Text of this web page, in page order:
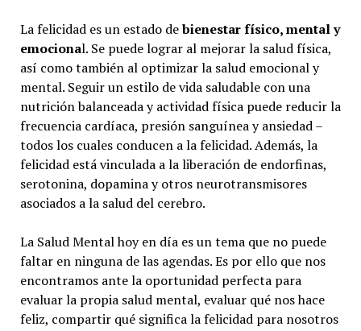
La felicidad es un estado debienestar físico, mental y
emocional. Se puede lograr al mejorar la salud física,
así como también al optimizar la salud emocional y
mental. Seguir un estilo de vida saludable con una
nutrición balanceada y actividad física puede reducir la
frecuencia cardíaca, presión sanguínea y ansiedad –
todos los cuales conducen a la felicidad. Además, la
felicidad está vinculada a la liberación de endorfinas,
serotonina, dopamina y otros neurotransmisores
asociados a la salud del cerebro.
La Salud Mental hoy en día es un tema que no puede
faltar en ninguna de las agendas. Es por ello que nos
encontramos ante la oportunidad perfecta para
evaluar la propia salud mental, evaluar qué nos hace
feliz, compartir qué significa la felicidad para nosotros